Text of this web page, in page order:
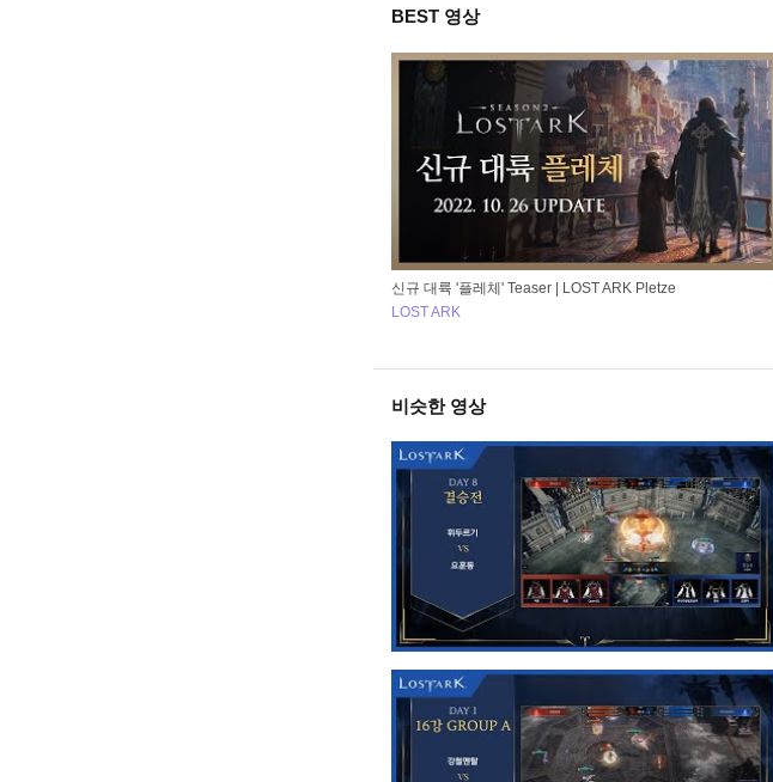
BEST 영상
신규 대륙 '플레체' Teaser | LOST ARK Pletze
LOST ARK
비슷한 영상